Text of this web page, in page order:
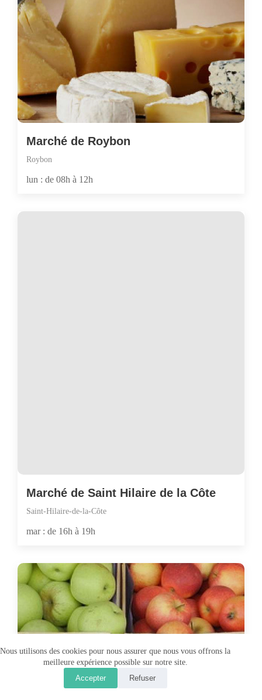
Nous utilisons des cookies pour nous assurer que nous vous offrons la
meilleure expérience possible sur notre site.
Accepter
Refuser
Marché de Roybon
Roybon
lun : de 08h à 12h
Marché de Saint Hilaire de la Côte
Saint-Hilaire-de-la-Côte
mar : de 16h à 19h